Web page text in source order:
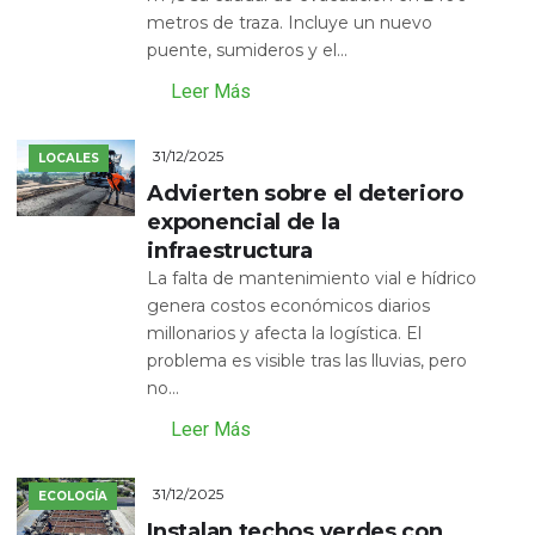
metros de traza. Incluye un nuevo
puente, sumideros y el...
Leer Más
LOCALES 31/12/2025
Advierten sobre el deterioro
exponencial de la
infraestructura
La falta de mantenimiento vial e hídrico
genera costos económicos diarios
millonarios y afecta la logística. El
problema es visible tras las lluvias, pero
no...
Leer Más
ECOLOGÍA 31/12/2025